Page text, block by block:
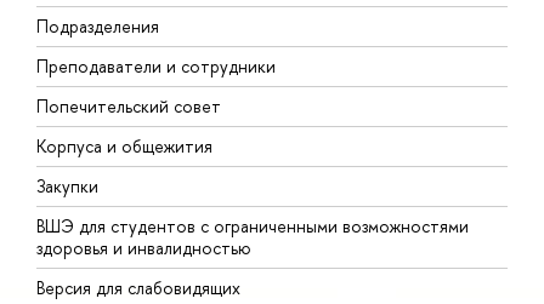
Подразделения
Преподаватели и сотрудники
Попечительский совет
Корпуса и общежития
Закупки
ВШЭ для студентов с ограниченными возможностями
здоровья и инвалидностью
Версия для слабовидящих